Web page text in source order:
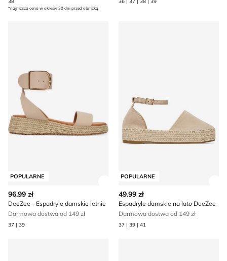
*najniższa cena w okresie 30 dni przed obniżką
POPULARNE
96.99 zł
DeeZee - Espadryle damskie letnie
Darmowa dostwa od 149 zł
37 | 39
POPULARNE
49.99 zł
Espadryle damskie na lato DeeZee
Darmowa dostwa od 149 zł
37 | 39 | 41